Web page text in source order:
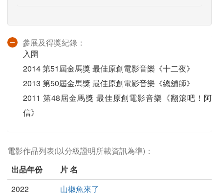
參展及得獎紀錄：
入圍
2014 第51屆金馬獎 最佳原創電影音樂《十二夜》
2013 第50屆金馬獎 最佳原創電影音樂《總舖師》
2011 第48屆金馬獎 最佳原創電影音樂《翻滾吧！阿
信》
電影作品列表(以分級證明所載資訊為準)：
出品年份
片 名
2022
山椒魚來了